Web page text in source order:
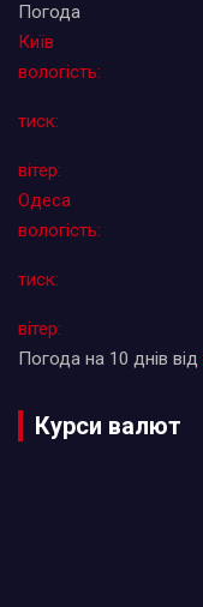
Погода
Київ
вологість:
тиск:
вітер:
Одеса
вологість:
тиск:
вітер:
Погода на 10 днів від
Курси валют